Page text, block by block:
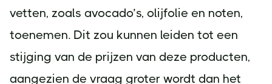
vetten, zoals avocado’s, olijfolie en noten,
toenemen. Dit zou kunnen leiden tot een
stijging van de prijzen van deze producten,
aangezien de vraag groter wordt dan het